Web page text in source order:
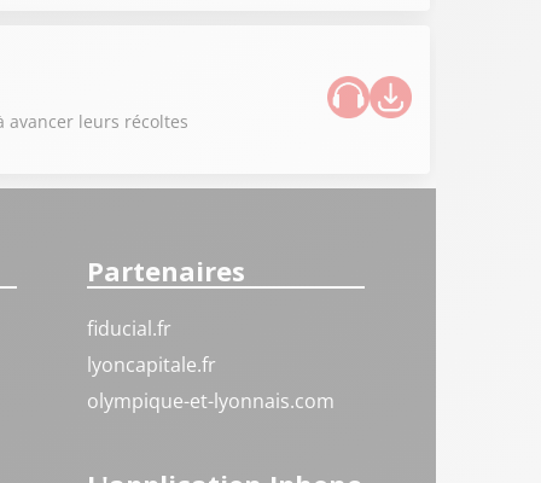
leurs récoltes
Partenaires
fiducial.fr
lyoncapitale.fr
olympique-et-lyonnais.com